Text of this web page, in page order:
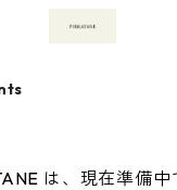
は、現在準備中